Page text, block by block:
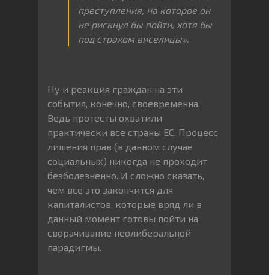
преступления, на которое он
не рискнул бы пойти, хотя бы
под страхом виселицы».
Ну и реакция граждан на эти
события, конечно, своевременна.
Ведь протесты охватили
практически все страны ЕС. Процесс
лишения прав (в данном случае
социальных) никогда не проходит
безболезненно. И сложно сказать,
чем все это закончится для
капиталистов, которые вряд ли в
данный момент готовы пойти на
сворачивание неолиберальной
парадигмы.